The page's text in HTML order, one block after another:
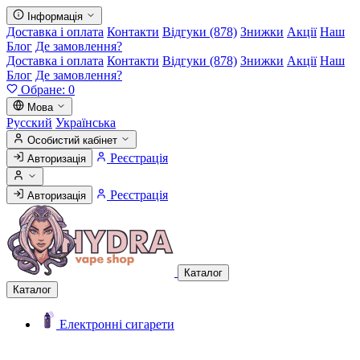
Інформація
Доставка і оплата Контакти Відгуки (878) Знижки Акції Наш
Блог Де замовлення?
Доставка і оплата Контакти Відгуки (878) Знижки Акції Наш
Блог Де замовлення?
Обране: 0
Мова
Русский Українська
Особистий кабінет
Авторизація
Реєстрація
Авторизація Реєстрація
Каталог
Каталог
Електронні сигарети